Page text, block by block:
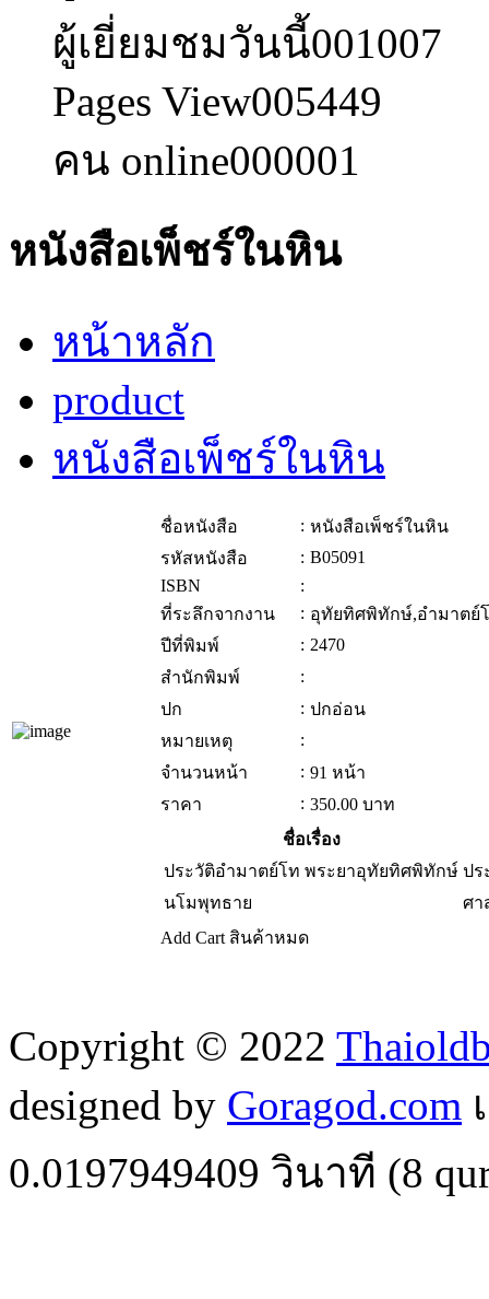
ผู้เยี่ยมชมวันนี้001007
Pages View005449
คน online000001
หนังสือเพ็ชร์ในหิน
หน้าหลัก
product
หนังสือเพ็ชร์ในหิน
ชื่อหนังสือ : หนังสือเพ็ชร์ในหิน
รหัสหนังสือ
: B05091
ISBN
:
ที่ระลึกจากงาน
: อุทัยทิศพิทักษ์,อำมาตย์
ปีที่พิมพ์
: 2470
สำนักพิมพ์
:
ปก
: ปกอ่อน
หมายเหตุ
:
จำนวนหน้า
: 91 หน้า
ราคา
: 350.00 บาท
ชื่อเรื่อง
ประวัติอำมาตย์โท พระยาอุทัยทิศพิทักษ์ ปร
นโมพุทธาย
ศา
Add Cart สินค้าหมด
Copyright © 2022
designed by Goragod.com
0.0197949409 วินาที (8